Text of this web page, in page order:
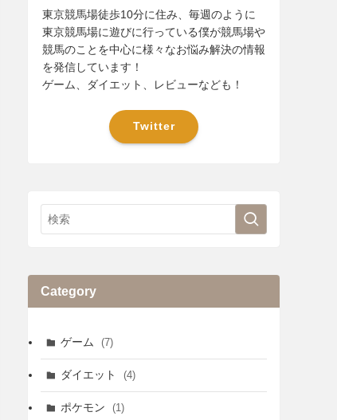
東京競馬場徒歩10分に住み、毎週のように
東京競馬場に遊びに行っている僕が競馬場や
競馬のことを中心に様々なお悩み解決の情報
を発信しています！
ゲーム、ダイエット、レビューなども！
Twitter
Category
ゲーム (7)
ダイエット (4)
ポケモン (1)